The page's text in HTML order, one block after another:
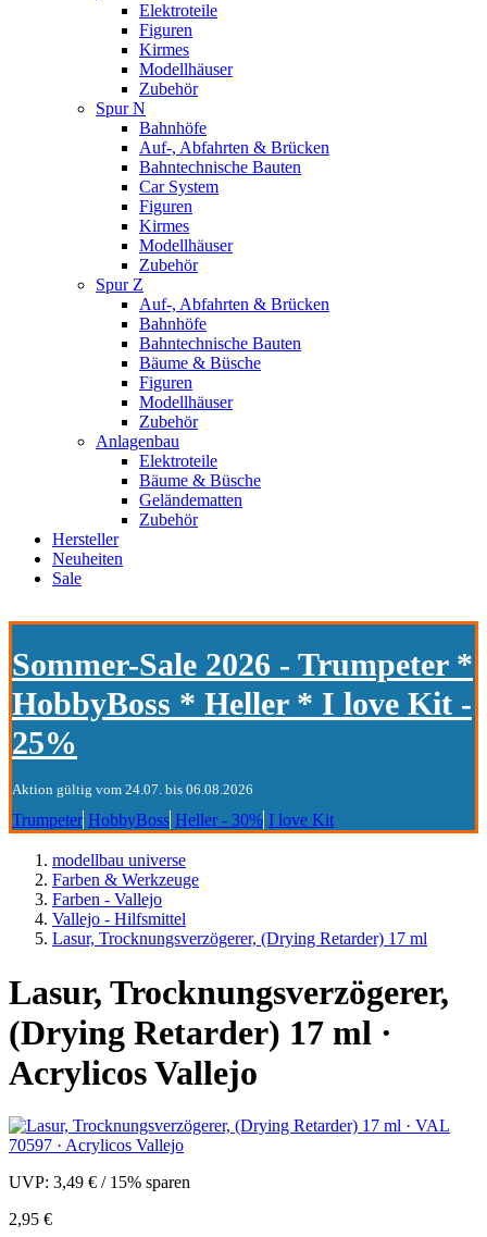
Elektroteile
Figuren
Kirmes
Modellhäuser
Zubehör
Spur N
Bahnhöfe
Auf-, Abfahrten & Brücken
Bahntechnische Bauten
Car System
Figuren
Kirmes
Modellhäuser
Zubehör
Spur Z
Auf-, Abfahrten & Brücken
Bahnhöfe
Bahntechnische Bauten
Bäume & Büsche
Figuren
Modellhäuser
Zubehör
Anlagenbau
Elektroteile
Bäume & Büsche
Geländematten
Zubehör
Hersteller
Neuheiten
Sale
Sommer-Sale 2026 - Trumpeter *
HobbyBoss * Heller * I love Kit -
25%
Aktion gültig vom 24.07. bis 06.08.2026
Trumpeter HobbyBoss Heller - 30% I love Kit
modellbau universe
Farben & Werkzeuge
Farben - Vallejo
Vallejo - Hilfsmittel
Lasur, Trocknungsverzögerer, (Drying Retarder) 17 ml
Lasur, Trocknungsverzögerer,
(Drying Retarder) 17 ml ·
Acrylicos Vallejo
UVP: 3,49 € / 15% sparen
2,95 €